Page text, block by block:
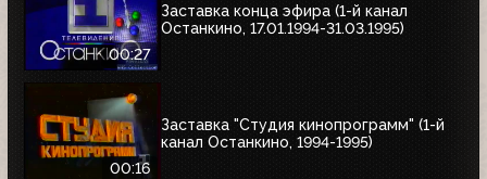
00:27
Заставка конца эфира (1-й канал
Останкино, 17.01.1994-31.03.1995)
00:16
Заставка "Студия кинопрограмм" (1-й
канал Останкино, 1994-1995)